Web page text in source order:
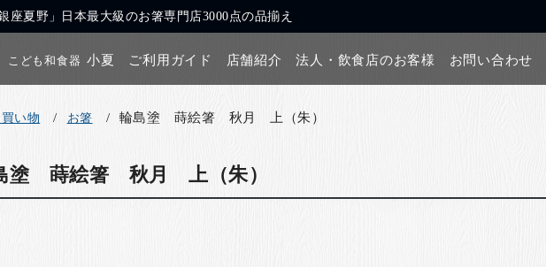
座夏野」日本最大級のお箸専門店3000点の品揃え
こども和食器 小夏 ご利用ガイド 店舗紹介 法人・飲食店のお客様 お問い合わせ
い物 お箸 輪島塗 蒔絵箸 秋月 上（朱）
塗 蒔絵箸 秋月 上（朱）